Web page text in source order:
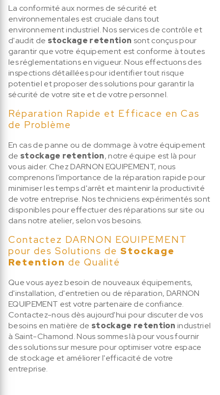
La conformité aux normes de sécurité et
environnementales est cruciale dans tout
environnement industriel. Nos services de contrôle et
d'audit de stockage retention sont conçus pour
garantir que votre équipement est conforme à toutes
les réglementations en vigueur. Nous effectuons des
inspections détaillées pour identifier tout risque
potentiel et proposer des solutions pour garantir la
sécurité de votre site et de votre personnel.
Réparation Rapide et Efficace en Cas
de Problème
En cas de panne ou de dommage à votre équipement
de stockage retention, notre équipe est là pour
vous aider. Chez DARNON EQUIPEMENT, nous
comprenons l'importance de la réparation rapide pour
minimiser les temps d'arrêt et maintenir la productivité
de votre entreprise. Nos techniciens expérimentés sont
disponibles pour effectuer des réparations sur site ou
dans notre atelier, selon vos besoins.
Contactez DARNON EQUIPEMENT
pour des Solutions de Stockage
Retention de Qualité
Que vous ayez besoin de nouveaux équipements,
d'installation, d'entretien ou de réparation, DARNON
EQUIPEMENT est votre partenaire de confiance.
Contactez-nous dès aujourd'hui pour discuter de vos
besoins en matière de stockage retention industriel
à Saint-Chamond. Nous sommes là pour vous fournir
des solutions sur mesure pour optimiser votre espace
de stockage et améliorer l'efficacité de votre
entreprise.